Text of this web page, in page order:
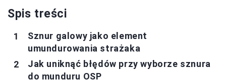
Spis treści
Sznur galowy jako element
umundurowania strażaka
Jak uniknąć błędów przy wyborze sznura
do munduru OSP